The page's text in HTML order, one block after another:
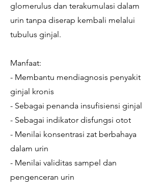
glomerulus dan terakumulasi dalam
urin tanpa diserap kembali melalui
tubulus ginjal.
Manfaat:
- Membantu mendiagnosis penyakit
ginjal kronis
- Sebagai penanda insufisiensi ginjal
- Sebagai indikator disfungsi otot
- Menilai konsentrasi zat berbahaya
dalam urin
- Menilai validitas sampel dan
pengenceran urin